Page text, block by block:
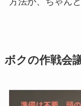
ボクの作戦会